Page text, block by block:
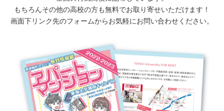
もちろんその他の高校の方も無料でお取り寄せいただけます！
画面下リンク先のフォームからお気軽にお問い合わせください。